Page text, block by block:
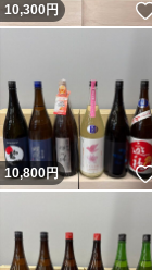
10,300円
10,800円